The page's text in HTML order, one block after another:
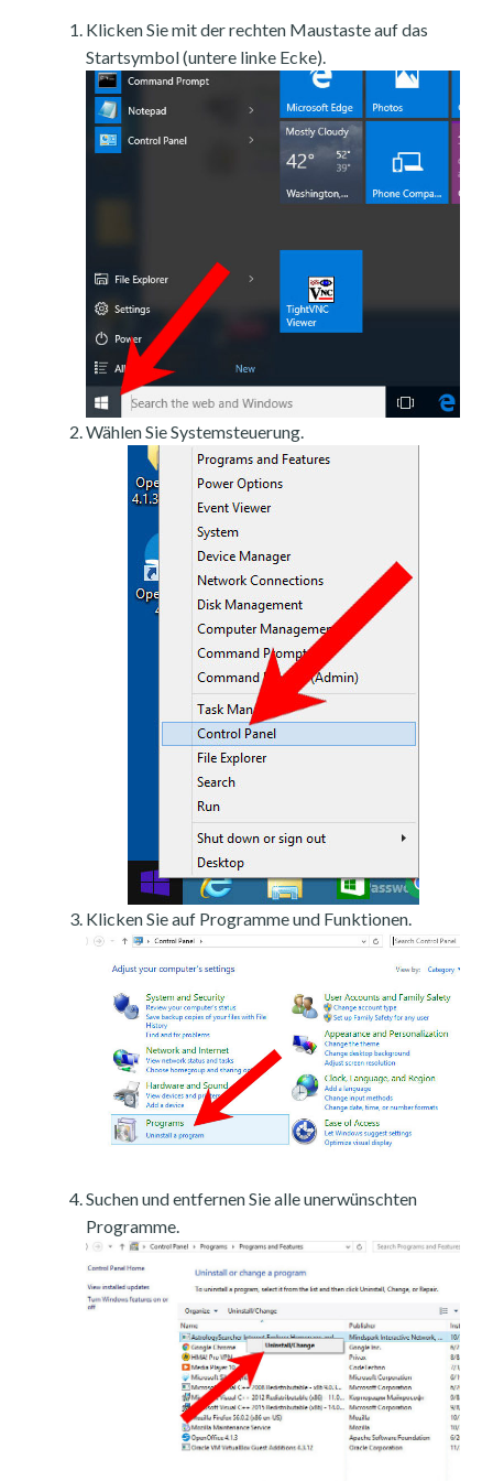
Klicken Sie mit der rechten Maustaste auf das
Startsymbol (untere linke Ecke).
Wählen Sie Systemsteuerung.
Klicken Sie auf Programme und Funktionen.
Suchen und entfernen Sie alle unerwünschten
Programme.